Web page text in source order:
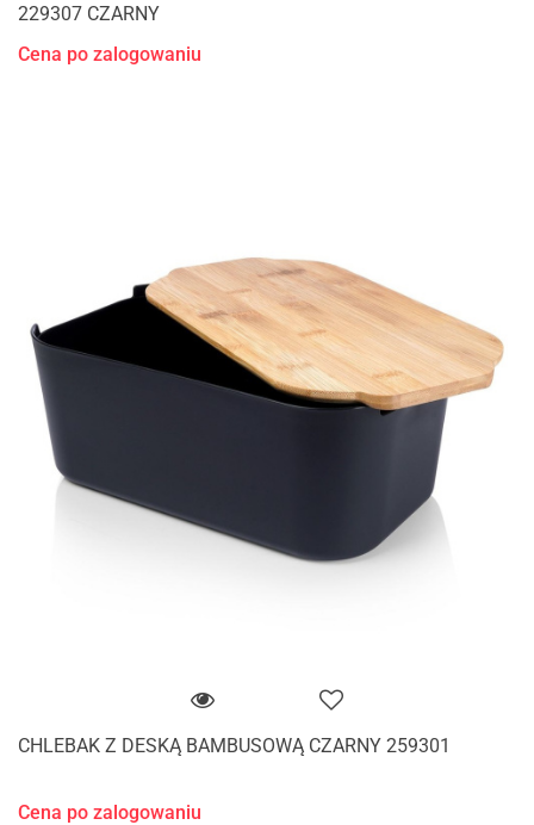
229307 CZARNY
Cena po zalogowaniu
CHLEBAK Z DESKĄ BAMBUSOWĄ CZARNY 259301
Cena po zalogowaniu